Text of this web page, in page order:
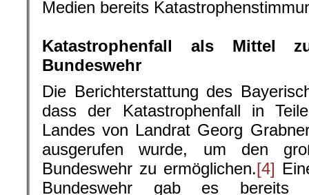
Medien bereits
Katastrophenfall als Mittel
Bundeswehr
Die Berichterstattung des
dass der Katastrophenfall in
Landes von Landrat Georg
ausgerufen wurde, um den
Bundeswehr zu ermöglichen.[4]
Bundeswehr gab es